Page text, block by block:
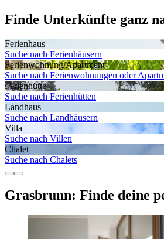
Finde Unterkünfte ganz
Ferienhaus
Suche nach Ferienhäusern
Ferienwohnung/Apartment
Suche nach Ferienwohnungen oder
Ferienhütte
Suche nach Ferienhütten
Landhaus
Suche nach Landhäusern
Villa
Suche nach Villen
Chalet
Suche nach Chalets
Grasbrunn: Finde deine